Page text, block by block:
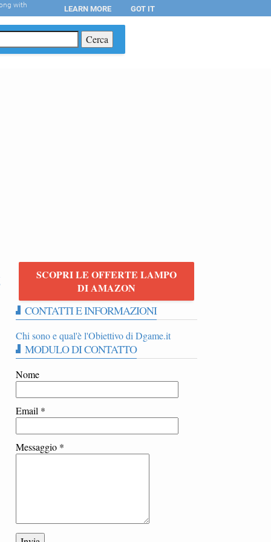
SCOPRI LE OFFERTE LAMPO
DI AMAZON
CONTATTI E INFORMAZIONI
Chi sono e qual'è l'Obiettivo di Dgame.it
MODULO DI CONTATTO
Nome
Email *
Messaggio *
with LEARN MORE GOT IT